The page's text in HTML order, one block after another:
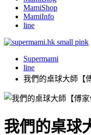
MamiShop
MamiInfo
line
Supermami
line
我們的桌球大師【
我們的桌球